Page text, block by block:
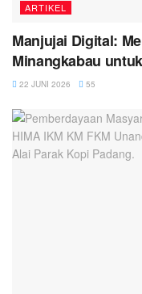
ARTIKEL
Manjujai Digital:
Minangkabau
22 JUNI 2026 55